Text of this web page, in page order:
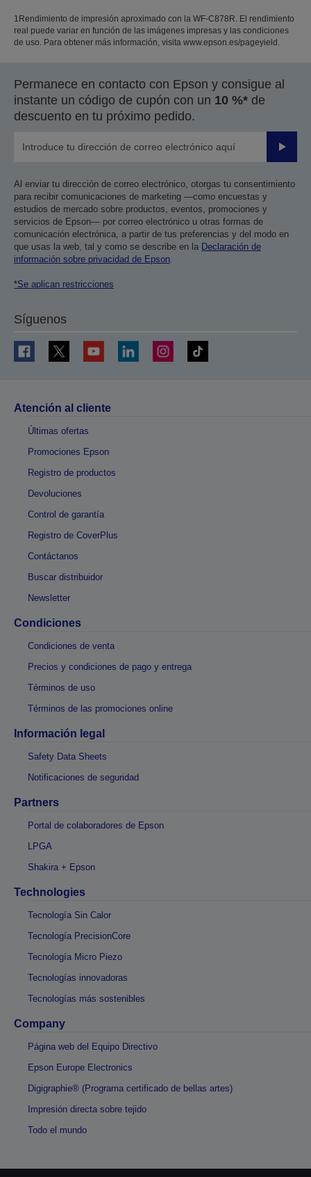
1Rendimiento de impresión aproximado con la WF-C878R. El rendimiento
real puede variar en función de las imágenes impresas y las condiciones
de uso. Para obtener más información, visita www.epson.es/pageyield.
Permanece en contacto con Epson y consigue al
instante un código de cupón con un 10 %* de
descuento en tu próximo pedido.
Enviar
Al enviar tu dirección de correo electrónico, otorgas tu consentimiento
para recibir comunicaciones de marketing —como encuestas y
estudios de mercado sobre productos, eventos, promociones y
servicios de Epson— por correo electrónico u otras formas de
comunicación electrónica, a partir de tus preferencias y del modo en
que usas la web, tal y como se describe en la Declaración de
información sobre privacidad de Epson
*Se aplican restricciones
Síguenos
Atención al cliente
Últimas ofertas
Promociones Epson
Registro de productos
Devoluciones
Control de garantía
Registro de CoverPlus
Contáctanos
Buscar distribuidor
Newsletter
Condiciones
Condiciones de venta
Precios y condiciones de pago y entrega
Términos de uso
Términos de las promociones online
Información legal
Safety Data Sheets
Notificaciones de seguridad
Partners
Portal de colaboradores de Epson
LPGA
Shakira + Epson
Technologies
Tecnología Sin Calor
Tecnología PrecisionCore
Tecnología Micro Piezo
Tecnologías innovadoras
Tecnologías más sostenibles
Company
Página web del Equipo Directivo
Epson Europe Electronics
Digigraphie® (Programa certificado de bellas artes)
Impresión directa sobre tejido
Todo el mundo